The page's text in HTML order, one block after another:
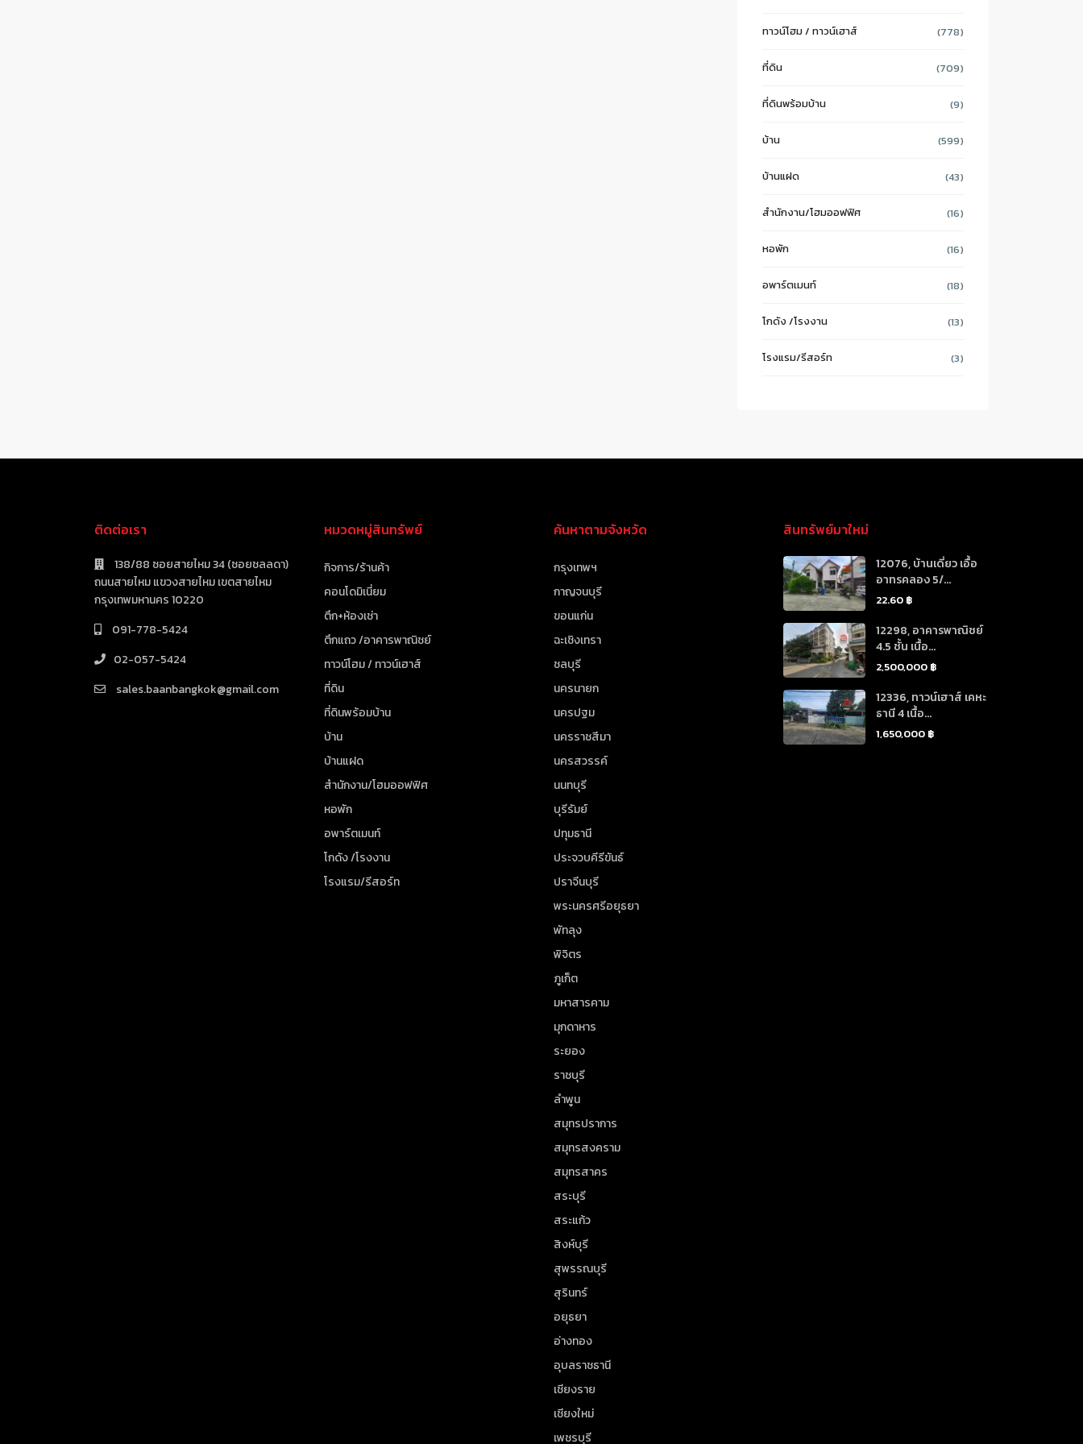
ทาวน์โฮม / ทาวน์เฮาส์ (778)
ที่ดิน (709)
ที่ดินพร้อมบ้าน (9)
บ้าน (599)
บ้านแฝด (43)
สำนักงาน/โฮมออฟฟิศ (16)
หอพัก (16)
อพาร์ตเมนท์ (18)
โกดัง /โรงงาน (13)
โรงแรม/รีสอร์ท (3)
ติดต่อเรา
138/88 ซอยสายไหม 34 (ซอยชลลดา)
ถนนสายไหม แขวงสายไหม เขตสายไหม
กรุงเทพมหานคร 10220
091-778-5424
02-057-5424
sales.baanbangkok@gmail.com
หมวดหมู่สินทรัพย์
กิจการ/ร้านค้า
คอนโดมิเนี่ยม
ตึก+ห้องเช่า
ตึกแถว /อาคารพาณิชย์
ทาวน์โฮม / ทาวน์เฮาส์
ที่ดิน
ที่ดินพร้อมบ้าน
บ้าน
บ้านแฝด
สำนักงาน/โฮมออฟฟิศ
หอพัก
อพาร์ตเมนท์
โกดัง /โรงงาน
โรงแรม/รีสอร์ท
ค้นหาตามจังหวัด
กรุงเทพฯ
กาญจนบุรี
ขอนแก่น
ฉะเชิงเทรา
ชลบุรี
นครนายก
นครปฐม
นครราชสีมา
นครสวรรค์
นนทบุรี
บุรีรัมย์
ปทุมธานี
ประจวบคีรีขันธ์
ปราจีนบุรี
พระนครศรีอยุธยา
พัทลุง
พิจิตร
ภูเก็ต
มหาสารคาม
มุกดาหาร
ระยอง
ราชบุรี
ลำพูน
สมุทรปราการ
สมุทรสงคราม
สมุทรสาคร
สระบุรี
สระแก้ว
สิงห์บุรี
สุพรรณบุรี
สุรินทร์
อยุธยา
อ่างทอง
อุบลราชธานี
เชียงราย
เชียงใหม่
เพชรบุรี
สินทรัพย์มาใหม่
12076, บ้านเดี่ยว เอื้อ
อาทรคลอง 5/...
22.60 ฿
12298, อาคารพาณิชย์
4.5 ชั้น เนื้อ...
2,500,000 ฿
12336, ทาวน์เฮาส์ เคหะ
ธานี 4 เนื้อ...
1,650,000 ฿